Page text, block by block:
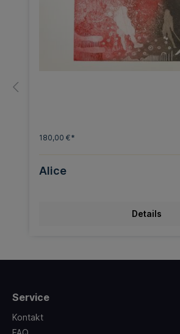
180,00 €*
Alice
Details
Service
Kontakt